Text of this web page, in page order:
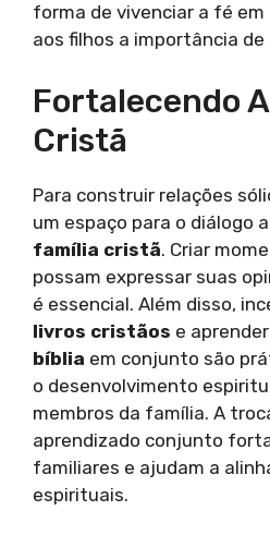
forma de vivenciar a fé em
aos filhos a importância de
Fortalecendo
Cristã
Para construir relações
um espaço para o diálogo
família cristã. Criar
possam expressar suas
é essencial. Além disso,
livros cristãos e aprender
bíblia em conjunto são
o desenvolvimento
membros da família. A
aprendizado conjunto
familiares e ajudam a
espirituais.